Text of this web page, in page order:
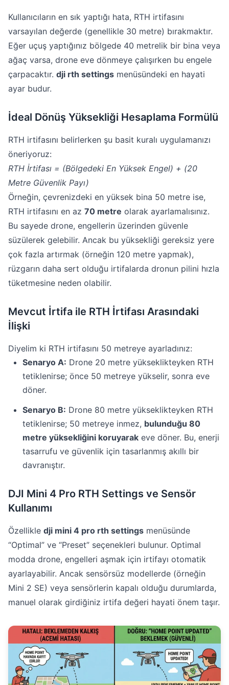
Kullanıcıların en sık yaptığı hata, RTH irtifasını
varsayılan değerde (genellikle 30 metre) bırakmaktır.
Eğer uçuş yaptığınız bölgede 40 metrelik bir bina veya
ağaç varsa, drone eve dönmeye çalışırken bu engele
çarpacaktır. dji rth settings menüsündeki en hayati
ayar budur.
İdeal Dönüş Yüksekliği Hesaplama Formülü
RTH irtifasını belirlerken şu basit kuralı uygulamanızı
öneriyoruz:
RTH İrtifası = (Bölgedeki En Yüksek Engel) + (20
Metre Güvenlik Payı)
Örneğin, çevrenizdeki en yüksek bina 50 metre ise,
RTH irtifasını en az 70 metre olarak ayarlamalısınız.
Bu sayede drone, engellerin üzerinden güvenle
süzülerek gelebilir. Ancak bu yüksekliği gereksiz yere
çok fazla artırmak (örneğin 120 metre yapmak),
rüzgarın daha sert olduğu irtifalarda dronun pilini hızla
tüketmesine neden olabilir.
Mevcut İrtifa ile RTH İrtifası Arasındaki
İlişki
Diyelim ki RTH irtifasını 50 metreye ayarladınız:
Senaryo A: Drone 20 metre yükseklikteyken RTH
tetiklenirse; önce 50 metreye yükselir, sonra eve
döner.
Senaryo B: Drone 80 metre yükseklikteyken RTH
tetiklenirse; 50 metreye inmez, bulunduğu 80
metre yüksekliğini koruyarak eve döner. Bu, enerji
tasarrufu ve güvenlik için tasarlanmış akıllı bir
davranıştır.
DJI Mini 4 Pro RTH Settings ve Sensör
Kullanımı
Özellikle dji mini 4 pro rth settings menüsünde
“Optimal” ve “Preset” seçenekleri bulunur. Optimal
modda drone, engelleri aşmak için irtifayı otomatik
ayarlayabilir. Ancak sensörsüz modellerde (örneğin
Mini 2 SE) veya sensörlerin kapalı olduğu durumlarda,
manuel olarak girdiğiniz irtifa değeri hayati önem taşır.